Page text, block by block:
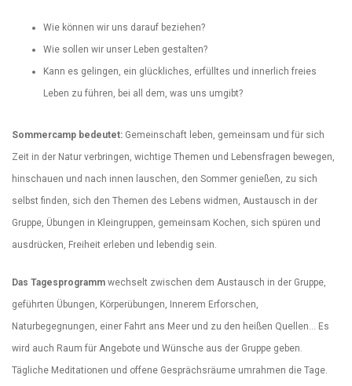
Wie können wir uns darauf beziehen?
Wie sollen wir unser Leben gestalten?
Kann es gelingen, ein glückliches, erfülltes und innerlich freies
Leben zu führen, bei all dem, was uns umgibt?
Sommercamp bedeutet: Gemeinschaft leben, gemeinsam und für sich
Zeit in der Natur verbringen, wichtige Themen und Lebensfragen bewegen,
hinschauen und nach innen lauschen, den Sommer genießen, zu sich
selbst finden, sich den Themen des Lebens widmen, Austausch in der
Gruppe, Übungen in Kleingruppen, gemeinsam Kochen, sich spüren und
ausdrücken, Freiheit erleben und lebendig sein.
Das Tagesprogramm wechselt zwischen dem Austausch in der Gruppe,
geführten Übungen, Körperübungen, Innerem Erforschen,
Naturbegegnungen, einer Fahrt ans Meer und zu den heißen Quellen… Es
wird auch Raum für Angebote und Wünsche aus der Gruppe geben.
Tägliche Meditationen und offene Gesprächsräume umrahmen die Tage.